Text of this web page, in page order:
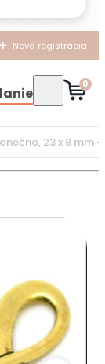
Nová registrácia
0
23 x 8 mm -